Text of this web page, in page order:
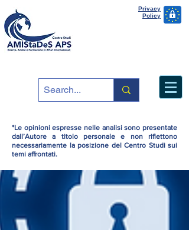
Privacy
Policy
*Le opinioni espresse nelle analisi sono presentate
dall’Autore a titolo personale e non riflettono
necessariamente la posizione del Centro Studi sui
temi affrontati.